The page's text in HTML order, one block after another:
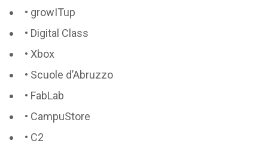
• growITup
• Digital Class
• Xbox
• Scuole d’Abruzzo
• FabLab
• CampuStore
• C2